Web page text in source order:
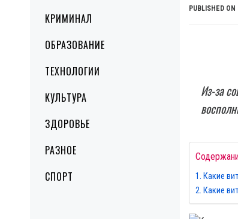
КРИМИНАЛ
ОБРАЗОВАНИЕ
ТЕХНОЛОГИИ
КУЛЬТУРА
ЗДОРОВЬЕ
РАЗНОЕ
СПОРТ
PUBLISHED ON
Из-за
Какие
Какие